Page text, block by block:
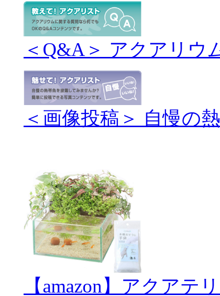
＜Q&A＞ アクアリウ
＜画像投稿＞ 自慢の
【amazon】アクアテ